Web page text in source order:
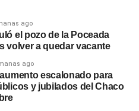
ago
el pozo de la Poceada
volver a quedar vacante
ago
escalonado para
y jubilados del Chaco